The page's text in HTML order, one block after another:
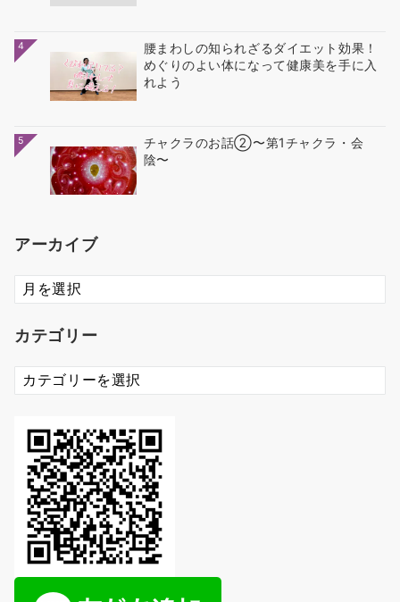
4
腰まわしの知られざるダイエット効果！
めぐりのよい体になって健康美を手に入
れよう
5
チャクラのお話②〜第1チャクラ・会
陰〜
アーカイブ
ア
ー
イ
カテゴリー
カ
テ